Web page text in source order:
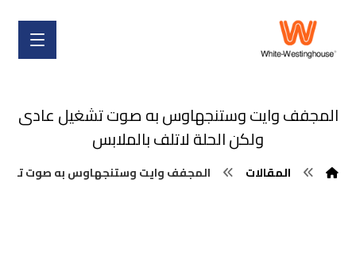
المجفف وايت وستنجهاوس به صوت تشغيل عادى
ولكن الحلة لاتلف بالملابس
المقالات المجفف وايت وستنجهاوس به صوت